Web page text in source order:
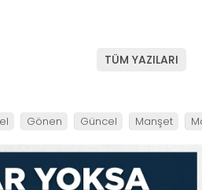
TÜM YAZILARI
Gönen Güncel Manşet